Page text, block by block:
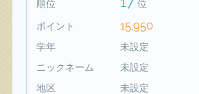
順位 位
ポイント 15,950
学年
未設定
ニックネーム
未設定
地区
未設定